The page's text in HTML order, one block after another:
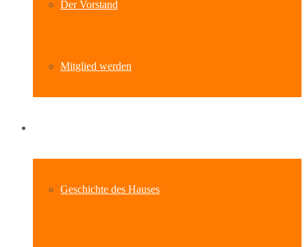
Der Vorstand
Mitglied werden
Geschichte des Hauses